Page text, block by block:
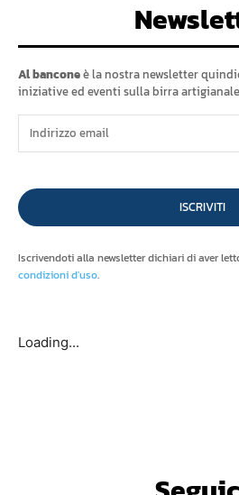
Al banconeè la nostra newsletter
iniziative ed eventi sulla birra
ISCRIVITI
Iscrivendoti alla newsletter dichiari di aver
condizioni d'uso.
Loading...